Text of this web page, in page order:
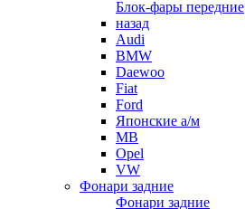
Блок-фары передние
назад
Audi
BMW
Daewoo
Fiat
Ford
Японские а/м
MB
Opel
VW
Фонари задние
Фонари задние